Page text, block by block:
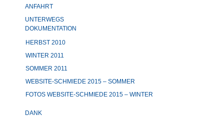
ANFAHRT
UNTERWEGS
DOKUMENTATION
HERBST 2010
WINTER 2011
SOMMER 2011
WEBSITE-SCHMIEDE 2015 – SOMMER
FOTOS WEBSITE-SCHMIEDE 2015 – WINTER
DANK